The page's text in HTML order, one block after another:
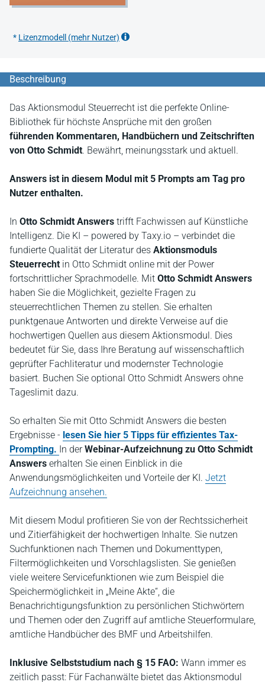
* Lizenzmodell (mehr Nutzer)
Beschreibung
Das Aktionsmodul Steuerrecht ist die perfekte Online-
Bibliothek für höchste Ansprüche mit den großen
führenden Kommentaren, Handbüchern und Zeitschriften
von Otto Schmidt. Bewährt, meinungsstark und aktuell.
Answers ist in diesem Modul mit 5 Prompts am Tag pro
Nutzer enthalten.
In Otto Schmidt Answers trifft Fachwissen auf Künstliche
Intelligenz. Die KI – powered by Taxy.io – verbindet die
fundierte Qualität der Literatur des Aktionsmoduls
Steuerrecht in Otto Schmidt online mit der Power
fortschrittlicher Sprachmodelle. Mit Otto Schmidt Answers
haben Sie die Möglichkeit, gezielte Fragen zu
steuerrechtlichen Themen zu stellen. Sie erhalten
punktgenaue Antworten und direkte Verweise auf die
hochwertigen Quellen aus diesem Aktionsmodul. Dies
bedeutet für Sie, dass Ihre Beratung auf wissenschaftlich
geprüfter Fachliteratur und modernster Technologie
basiert. Buchen Sie optional Otto Schmidt Answers ohne
Tageslimit dazu.
So erhalten Sie mit Otto Schmidt Answers die besten
Ergebnisse - lesen Sie hier 5 Tipps für effizientes Tax-
Prompting. In derWebinar-Aufzeichnung zu Otto Schmidt
Answers erhalten Sie einen Einblick in die
Anwendungsmöglichkeiten und Vorteile der KI. Jetzt
Aufzeichnung ansehen.
Mit diesem Modul profitieren Sie von der Rechtssicherheit
und Zitierfähigkeit der hochwertigen Inhalte. Sie nutzen
Suchfunktionen nach Themen und Dokumenttypen,
Filtermöglichkeiten und Vorschlagslisten. Sie genießen
viele weitere Servicefunktionen wie zum Beispiel die
Speichermöglichkeit in „Meine Akte“, die
Benachrichtigungsfunktion zu persönlichen Stichwörtern
und Themen oder den Zugriff auf amtliche Steuerformulare,
amtliche Handbücher des BMF und Arbeitshilfen.
Inklusive Selbststudium nach § 15 FAO: Wann immer es
zeitlich passt: Für Fachanwälte bietet das Aktionsmodul